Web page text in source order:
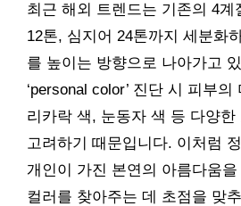
최근 해외 트렌드는 기존의 4계
12톤, 심지어 24톤까지 세분화
를 높이는 방향으로 나아가고
‘personal color’ 진단 시 피부
리카락 색, 눈동자 색 등 다양한
고려하기 때문입니다. 이처럼
개인이 가진 본연의 아름다움
컬러를 찾아주는 데 초점을 맞